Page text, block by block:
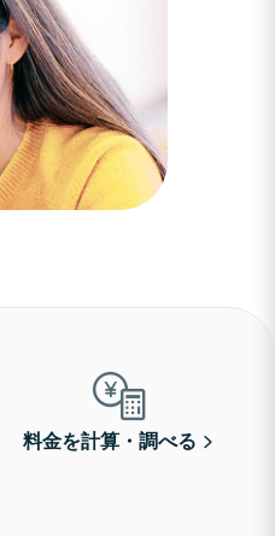
料金を計算・調べる